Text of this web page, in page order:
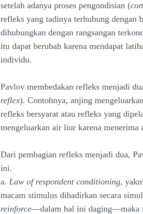
setelah adanya proses pengondisian (
refleks yang tadinya terhubung dengan
dihubungkan dengan rangsangan
itu dapat berubah karena mendapat
individu.
Pavlov membedakan refleks menjadi
reflex). Contohnya, anjing
refleks bersyarat atau refleks yang
mengeluarkan air liur karena menerima
Dari pembagian refleks menjadi dua,
ini.
a. Law of respondent conditioning,
macam stimulus dihadirkan secara
reinforce—dalam hal ini daging—maka